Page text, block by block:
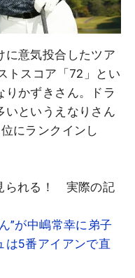
に意気投合したツア
トスコア「72」とい
りかずきさん。ドラ
いというえなりさん
にランクインし
られる！ 実際の記
”が中嶋常幸に弟子
5番アイアンで直